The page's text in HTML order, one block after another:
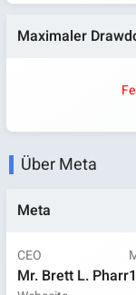
Maximaler
Über Meta
Meta
CEO
Mr. Brett L. Pharr